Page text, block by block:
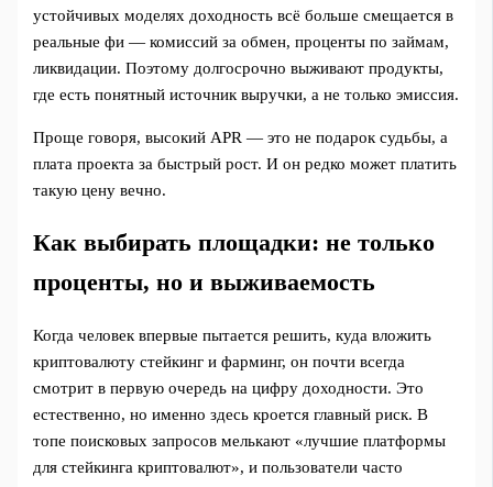
устойчивых моделях доходность всё больше смещается в
реальные фи — комиссий за обмен, проценты по займам,
ликвидации. Поэтому долгосрочно выживают продукты,
где есть понятный источник выручки, а не только эмиссия.
Проще говоря, высокий APR — это не подарок судьбы, а
плата проекта за быстрый рост. И он редко может платить
такую цену вечно.
Как выбирать площадки: не только
проценты, но и выживаемость
Когда человек впервые пытается решить, куда вложить
криптовалюту стейкинг и фарминг, он почти всегда
смотрит в первую очередь на цифру доходности. Это
естественно, но именно здесь кроется главный риск. В
топе поисковых запросов мелькают «лучшие платформы
для стейкинга криптовалют», и пользователи часто